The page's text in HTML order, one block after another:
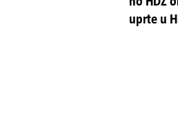
uprte u